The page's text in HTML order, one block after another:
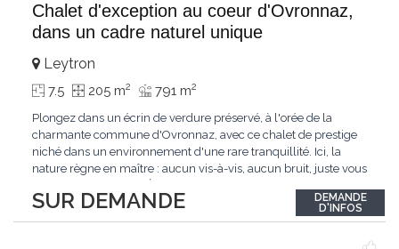
Chalet d'exception au coeur d'Ovronnaz,
dans un cadre naturel unique
SUR DEMANDE
Leytron
7.5 205 m2 791 m2
Plongez dans un écrin de verdure préservé, à l'orée de la
charmante commune d'Ovronnaz, avec ce chalet de prestige
niché dans un environnement d'une rare tranquillité. Ici, la
nature règne en maître : aucun vis-à-vis, aucun bruit, juste vous
par ses finitions de très haut standing et ses matériaux nobles.
Le bois de mélèze...
DEMANDE
D'INFOS